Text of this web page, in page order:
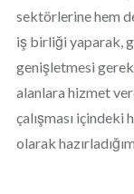
sektörlerine hem
iş birliği yaparak,
genişletmesi
alanlara hizmet
çalışması içindeki
olarak